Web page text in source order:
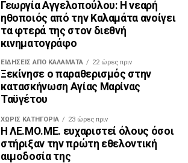
Γεωργία Αγγελοπούλου: Η νεαρή
ηθοποιός από την Καλαμάτα ανοίγει
τα φτερά της στον διεθνή
κινηματογράφο
ΕΙΔΗΣΕΙΣ ΑΠΟ ΚΑΛΑΜΑΤΑ 22 ώρες πριν
Ξεκίνησε ο παραθερισμός στην
κατασκήνωση Αγίας Μαρίνας
Ταϋγέτου
ΧΩΡΊΣ ΚΑΤΗΓΟΡΊΑ 23 ώρες πριν
Η ΛΕ.ΜΟ.ΜΕ. ευχαριστεί όλους όσοι
στήριξαν την πρώτη εθελοντική
αιμοδοσία της